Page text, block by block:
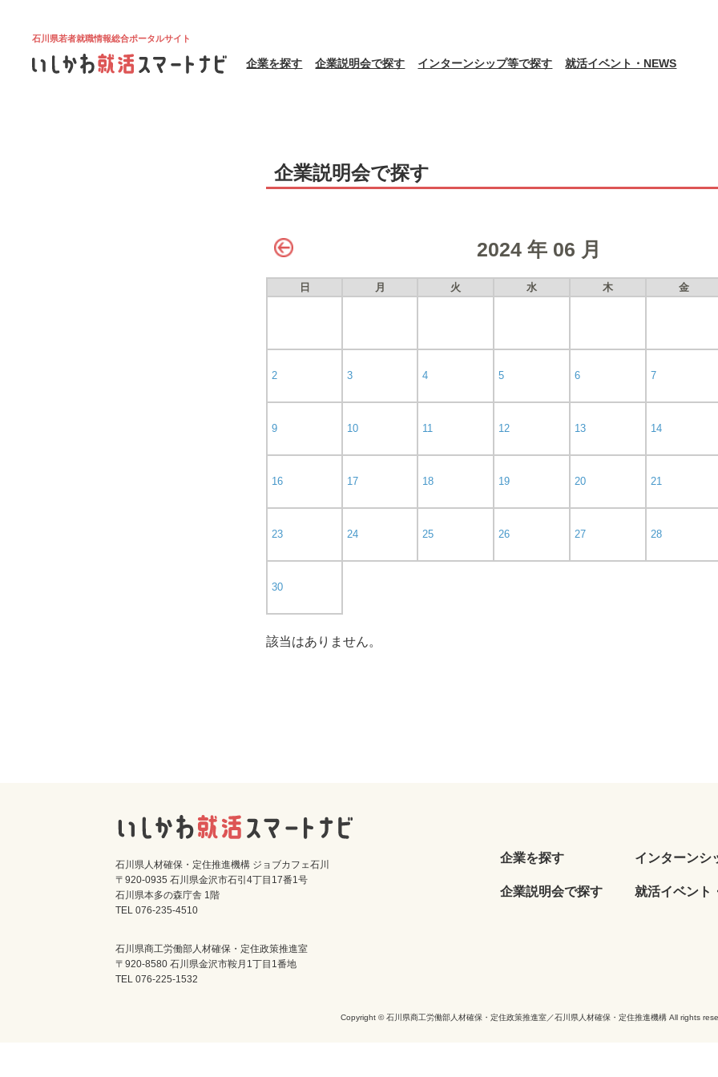
石川県若者就職情報総合ポータルサイト
企業を探す 企業説明会で探す インターンシップ等で探す 就活イベント・NEWS
企業説明会で探す
2024 年 06 月
日 月 火 水 木 金
2 3 4 5 6 7
9 10 11 12 13 14
16 17 18 19 20 21
23 24 25 26 27 28
30
該当はありません。
石川県人材確保・定住推進機構 ジョブカフェ石川
〒920-0935 石川県金沢市石引4丁目17番1号
石川県本多の森庁舎 1階
TEL 076-235-4510
石川県商工労働部人材確保・定住政策推進室
〒920-8580 石川県金沢市鞍月1丁目1番地
TEL 076-225-1532
企業を探す
企業説明会で探す
インターンシ
就活イベント
Copyright © 石川県商工労働部人材確保・定住政策推進室／石川県人材確保・定住推進機構 All rights